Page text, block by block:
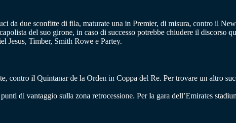
da due sconfitte di fila, maturate una in Premier, di misura, contro il
del suo girone, in caso di successo potrebbe chiudere il discorso
Jesus, Timber, Smith Rowe e Partey.
contro il Quintanar de la Orden in Coppa del Re. Per trovare un altro
di vantaggio sulla zona retrocessione. Per la gara dell’Emirates